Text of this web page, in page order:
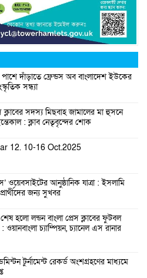
দাঁড়াতে ফ্রেন্ডস অব বাংলাদেশ ইউকের
সন্ধ্যা
ক্লাবের সদস্য মিছবাহ জামালের মা হুসনে
: ক্লাব নেতৃবৃন্দের শোক
12. 10-16 Oct.2025
ওয়েবসাইটের আনুষ্ঠানিক যাত্রা : ইসলামি
জন্য সুখবর
হলো লন্ডন বাংলা প্রেস ক্লাবের ফুটবল
ওয়ানবাংলা চ্যাম্পিয়ন, চ্যানেল এস রানার
টুর্নামেন্ট রেকর্ড অংশগ্রহণের মাধ্যমে